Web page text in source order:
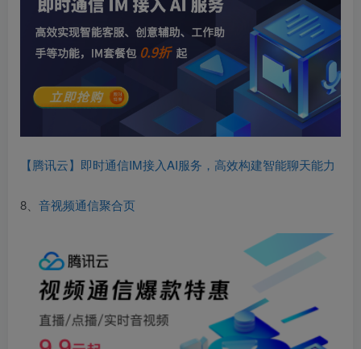
【腾讯云】即时通信IM接入AI服务，高效构建智能聊天能力
8、 音视频通信聚合页